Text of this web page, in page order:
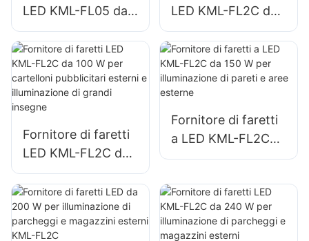
LED KML-FL05 da
200 W,
illuminazione di
emergenza e di
soccorso in caso di
calamità
LED KML-FL2C da
50 W per cartelloni
pubblicitari esterni
e illuminazione di
grandi insegne
Fornitore di faretti
LED KML-FL2C da
100 W per
cartelloni
pubblicitari esterni
e illuminazione di
Fornitore di faretti
a LED KML-FL2C
da 150 W per
pareti e aree
esterne